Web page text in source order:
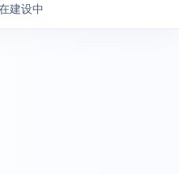
建设中